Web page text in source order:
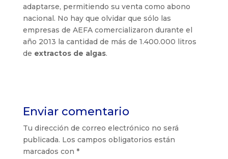
adaptarse, permitiendo su venta como abono
nacional. No hay que olvidar que sólo las
empresas de AEFA comercializaron durante el
año 2013 la cantidad de más de 1.400.000 litros
de extractos de algas.
Enviar comentario
Tu dirección de correo electrónico no será
publicada. Los campos obligatorios están
marcados con *